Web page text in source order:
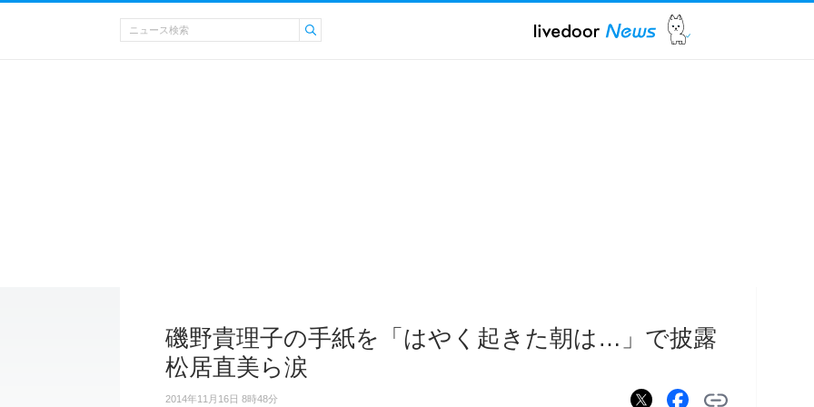
磯野貴理子の手紙を「はやく起きた朝は…」で披露
松居直美ら涙
2014年11月16日 8時48分